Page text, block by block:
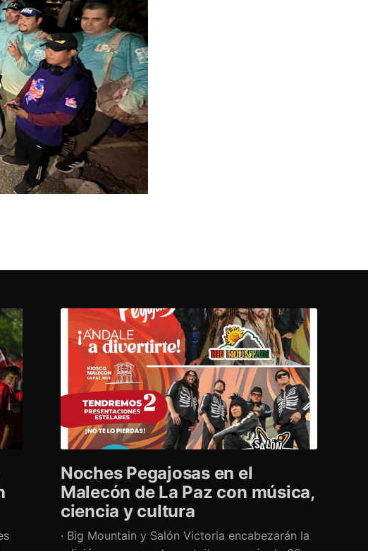
Noches Pegajosas en el
Malecón de La Paz con música,
ciencia y cultura
· Big Mountain y Salón Victoria encabezarán la